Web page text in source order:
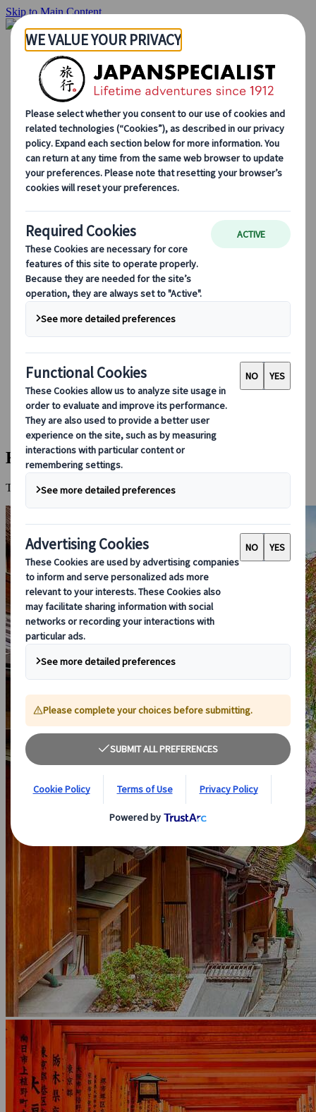
Skip to Main Content
Startside
Rejser
Individuelle rejser
Grupperejser
Kør-selv ferie
Udflugter
Skræddersyede grupperejser
Japan Rail Pass
Sådan arbejder vi
Om os
Vores team
Bliv en del af vores team
Sæsonbestemte rejsetips
Hovedattraktioner
Kulturelle indsigter
Kulinariske oplevelser
Opdag Japan i tog
Ofte stillede spørgsmål
Vigtige oplysninger
Etikette i Japan
Bilkørsel i Japan
Booking hos os
Japan Rail Pass
Indkvartering
Online rejserådgivning
Japanspecialist
Destinationer
Alle destinationer
Kyoto
Kyoto
Tag med til Japans åndelige og kulturelle hjerte.